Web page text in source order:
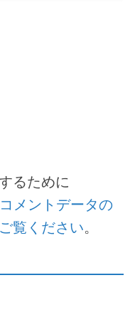
るために
コメントデータの
覧ください。